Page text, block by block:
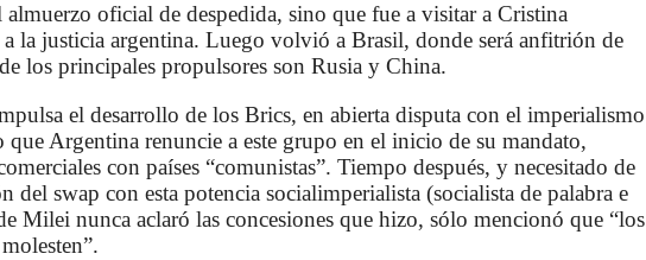
oficial de despedida, sino que fue a visitar a Cristina
la justicia argentina. Luego volvió a Brasil, donde será anfitrión de
los principales propulsores son Rusia y China.
el desarrollo de los Brics, en abierta disputa con el imperialismo
Argentina renuncie a este grupo en el inicio de su mandato,
con países “comunistas”. Tiempo después, y necesitado de
swap con esta potencia socialimperialista (socialista de palabra e
Milei nunca aclaró las concesiones que hizo, sólo mencionó que “los